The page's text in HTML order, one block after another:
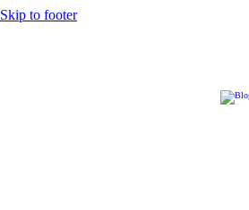
Skip to footer